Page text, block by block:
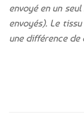
envoyé en un
envoyés). Le
une différence de